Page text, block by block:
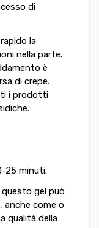
di
la
nella parte.
è
di crepe.
i prodotti
25 minuti.
gel può
anche come o
qualità della